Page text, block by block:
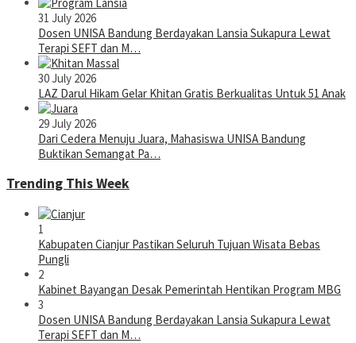
31 July 2026
Dosen UNISA Bandung Berdayakan Lansia Sukapura Lewat
Terapi SEFT dan M…
30 July 2026
LAZ Darul Hikam Gelar Khitan Gratis Berkualitas Untuk 51 Anak
29 July 2026
Dari Cedera Menuju Juara, Mahasiswa UNISA Bandung
Buktikan Semangat Pa…
Trending This Week
1
Kabupaten Cianjur Pastikan Seluruh Tujuan Wisata Bebas
Pungli
2
Kabinet Bayangan Desak Pemerintah Hentikan Program MBG
3
Dosen UNISA Bandung Berdayakan Lansia Sukapura Lewat
Terapi SEFT dan M…